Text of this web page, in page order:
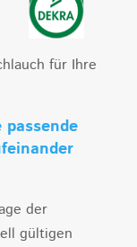
für Ihre
der
gültigen